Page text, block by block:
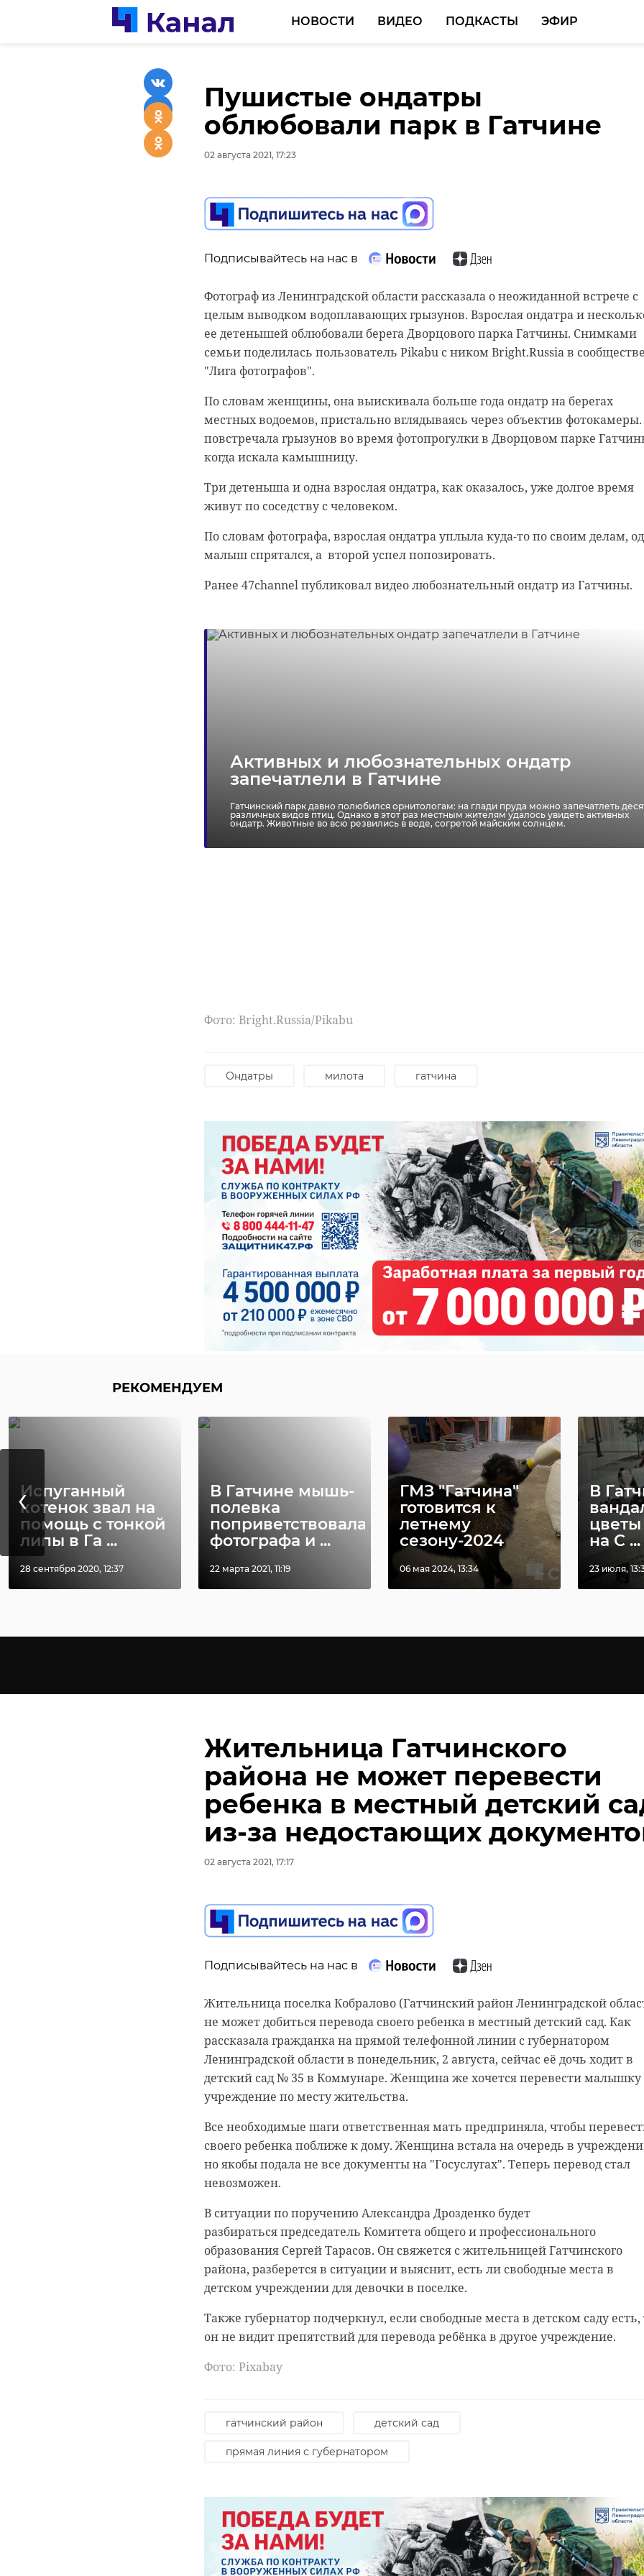
НОВОСТИ ВИДЕО ПОДКАСТЫ ЭФИР
Пушистые ондатры
облюбовали парк в Гатчине
02 августа 2021, 17:23
Подписывайтесь на нас в
Фотограф из Ленинградской области рассказала о неожиданной встрече с
целым выводком водоплавающих грызунов. Взрослая ондатра и
ее детенышей облюбовали берега Дворцового парка Гатчины. Снимками
семьи поделилась пользователь Pikabu с ником Bright.Russia в
"Лига фотографов".
По словам женщины, она выискивала больше года ондатр на берегах
местных водоемов, пристально вглядываясь через объектив
повстречала грызунов во время фотопрогулки в Дворцовом парке
когда искала камышницу.
Три детеныша и одна взрослая ондатра, как оказалось, уже долгое время
живут по соседству с человеком.
По словам фотографа, взрослая ондатра уплыла куда-то по своим делам,
малыш спрятался, а второй успел попозировать.
Ранее 47channel публиковал видео любознательный ондатр из Гатчины.
Активных и любознательных ондатр
запечатлели в Гатчине
Гатчинский парк давно полюбился орнитологам: на глади пруда можно запечатлеть
различных видов птиц. Однако в этот раз местным жителям удалось увидеть активных
ондатр. Животные во всю резвились в воде, согретой майским солнцем.
Фото: Bright.Russia/Pikabu
Ондатры милота гатчина
РЕКОМЕНДУЕМ
Испуганный
котенок звал на
помощь с тонкой
липы в Га ...
28 сентября 2020, 12:37
В Гатчине мышь-
полевка
поприветствовала
фотографа и ...
22 марта 2021, 11:19
ГМЗ "Гатчина"
готовится к
летнему
сезону-2024
06 мая 2024, 13:34
В
цветы
на С ...
23 июля,
‹
Жительница Гатчинского
района не может перевести
ребенка в местный детский
из-за недостающих
02 августа 2021, 17:17
Подписывайтесь на нас в
Жительница поселка Кобралово (Гатчинский район Ленинградской
не может добиться перевода своего ребенка в местный детский сад. Как
рассказала гражданка на прямой телефонной линии с губернатором
Ленинградской области в понедельник, 2 августа, сейчас её дочь ходит в
детский сад № 35 в Коммунаре. Женщина же хочется перевести малышку
учреждение по месту жительства.
Все необходимые шаги ответственная мать предприняла, чтобы
своего ребенка поближе к дому. Женщина встала на очередь в
но якобы подала не все документы на "Госуслугах". Теперь перевод стал
невозможен.
В ситуации по поручению Александра Дрозденко будет
разбираться председатель Комитета общего и профессионального
образования Сергей Тарасов. Он свяжется с жительницей Гатчинского
района, разберется в ситуации и выяснит, есть ли свободные места в
детском учреждении для девочки в поселке.
Также губернатор подчеркнул, если свободные места в детском саду есть,
он не видит препятствий для перевода ребёнка в другое учреждение.
Фото: Pixabay
гатчинский район детский сад
прямая линия с губернатором
В Сертолово решают вопрос с
очередями в детские сады
02 августа 2021, 17:08
Подписывайтесь на нас в
В Сертолово местная жительница два года ждет своей очереди отдать
ребенка в детский сад. За это время она с 14 места передвинулась на 55. В
декабре ей нужно выходить на работу, рассказала она в понедельник, 2
августа, во время прямой линии с губернатором Ленобласти Александром
Дрозденко.
Во Всеволожском районе ситуация с местами в детсады действительно
непростая, отметил Александр Дрозденко. Поэтому, сейчас там
присматривают участок, чтобы построит еще один садик.
Очередь могла "переместиться" оттого, что ребенку исполнилось 3 года и
перешел в очередь "для детей с 3 лет".
В этой ситуации нужно разбираться отдельно, Глава 47 региона поручил
разобраться с проблемой Комитету по образованию.
Фото: Pixabay
сертолово всеволожский район очередь